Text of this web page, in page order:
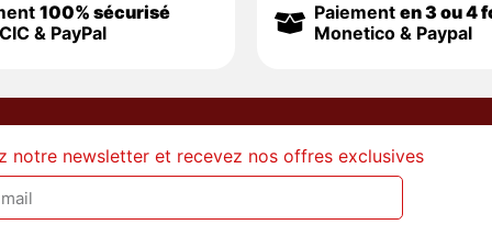
100% sécurisé
& PayPal
Paiement en 3 ou 4
Monetico & Paypal
notre newsletter et recevez nos offres exclusives